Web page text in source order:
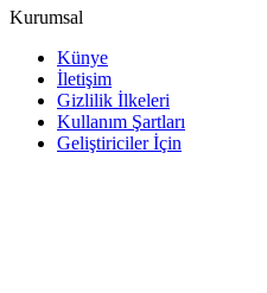
Kurumsal
Künye
İletişim
Gizlilik İlkeleri
Kullanım Şartları
Geliştiriciler İçin